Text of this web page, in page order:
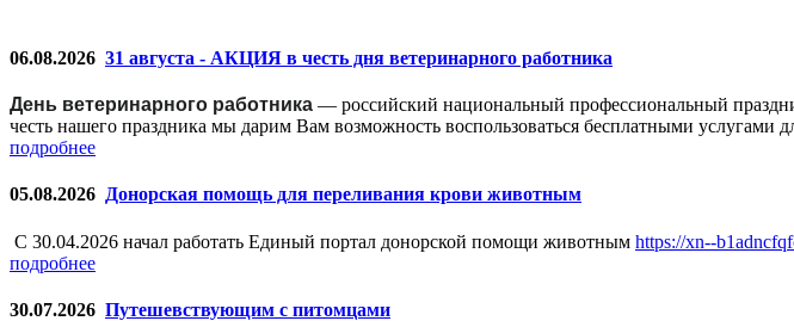
06.08.2026 31 августа - АКЦИЯ в честь дня ветеринарного работника
День ветеринарного работника — российский национальный профессиональный
честь нашего праздника мы дарим Вам возможность воспользоваться бесплатными услугами
подробнее
05.08.2026 Донорская помощь для переливания крови животным
С 30.04.2026 начал работать Единый портал донорской помощи животным https://xn--
подробнее
30.07.2026 Путешевствующим с питомцами